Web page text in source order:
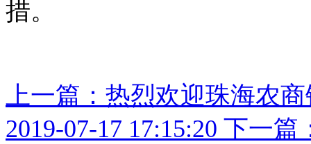
措。
上一篇：热烈欢迎珠海农
2019-07-17 17:15:20 下一篇